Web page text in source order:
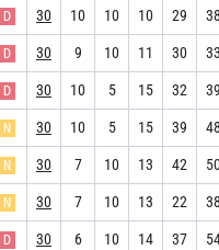
D 30 10 10 10 29
D 30 9 10 11 30
D 30 10 5 15 32
N 30 10 5 15 39
N 30 7 10 13 42
N 30 7 10 13 22
D 30 6 10 14 37